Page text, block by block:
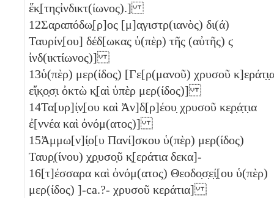
ἕκ̣[τηςἰνδικτ(ίωνος).]
12Σα̣ραπόδω̣[ρ]ος [μ]α̣γιστρ(ιανὸς) δι(ά)
Ταυρίν̣[ου] δέδ[ωκας ὑ(πὲρ) τῆς (αὐτῆς) ϛ
ἰνδ(ικτίωνος)]
13ὑ(πὲρ) μερ(ίδος) [Γε[ρ(μανοῦ) χρυσοῦ
εἴ̣κ̣ο̣σ̣ι ὀκτὼ κ̣[αὶ ὑπὲρ μερ(ίδος)]
14Τα[υρ]ί̣ν̣[ου καὶ Ἀν]δ[ρ]έου̣ χρυσοῦ κε̣ρ̣ά̣τ̣ια
ἐ[ννέα καὶ ὀνόμ(ατος)]
15Ἀμμω[ν]ί̣ο[υ Πανί]σκου ὑ(πὲρ) μερ(ίδος)
Ταυρ̣(ίνου) χ̣ρ̣υσο̣ῦ κ̣[εράτια δεκα]-
16[τ]έσσαρα καὶ ὀνόμ(ατος) Θεοδο̣σ̣ε̣ί̣[ου ὑ(πὲρ)
μερ(ίδος) ]-ca.?- χρυσοῦ κεράτια]